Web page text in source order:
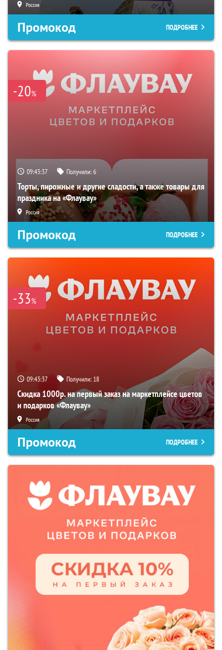
Россия
Промокод ПОДРОБНЕЕ
-20%
09:43:36 Получили:6
Торты, пирожные и другие сладости, а также товары для
праздника на «Флаувау»
Россия
Промокод ПОДРОБНЕЕ
-33%
09:43:36 Получили: 18
Скидка 1000р. на первый заказ на маркетплейсе цветов
и подарков «Флаувау»
Россия
Промокод ПОДРОБНЕЕ